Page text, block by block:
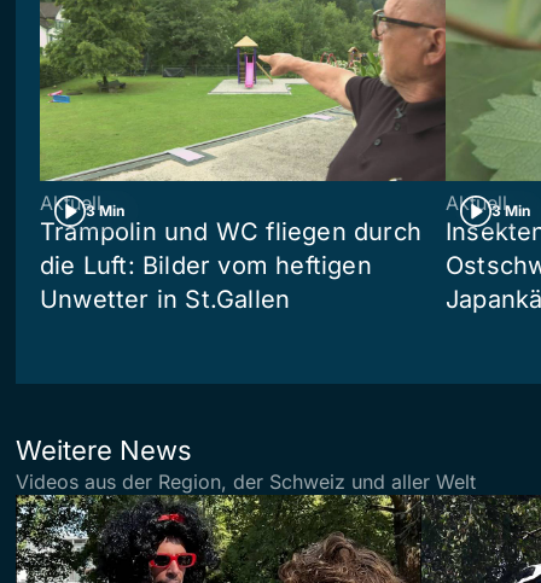
3 Min
Aktuell
Trampolin und WC fliegen durch
die Luft: Bilder vom heftigen
Unwetter in St.Gallen
3 Min
Aktuell
Weitere News
Videos aus der Region, der Schweiz und aller Welt